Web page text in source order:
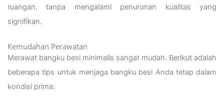
ruangan, tanpa mengalami penurunan kualitas yang
signifikan.
Kemudahan Perawatan
Merawat bangku besi minimalis sangat mudah. Berikut adalah
beberapa tips untuk menjaga bangku besi Anda tetap dalam
kondisi prima: